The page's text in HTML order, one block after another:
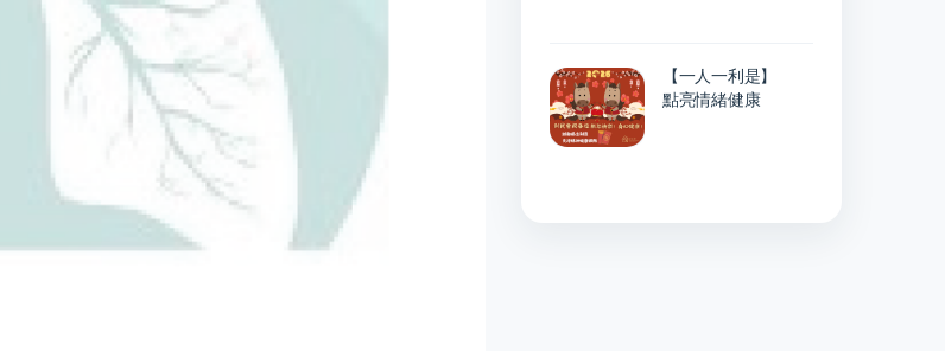
【一人一利是】
點亮情緒健康